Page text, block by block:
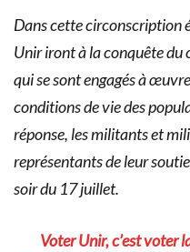
Dans cette circonscription
Unir iront à la conquête du
qui se sont engagés à
conditions de vie des
réponse, les militants et
représentants de leur
soir du 17 juillet.
Voter Unir, c’est voter